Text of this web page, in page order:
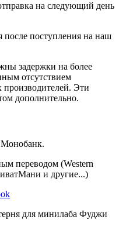
на следующий день
после поступления на наш
задержки на более
отсутствием
производителей. Эти
дополнительно.
переводом (Western
и другие...)
для минилаба Фуджи